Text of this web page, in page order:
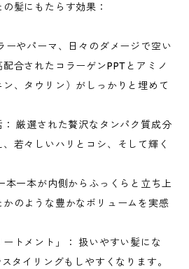
髪にもたらす効果：
ーやパーマ、日々のダメージで空い
合されたコラーゲンPPTとアミノ
、タウリン）がしっかりと埋めて
厳選された贅沢なタンパク質成分
若々しいハリとコシ、そして輝く
本一本が内側からふっくらと立ち上
のような豊かなボリュームを実感
ートメント」： 扱いやすい髪にな
タイリングもしやすくなります。